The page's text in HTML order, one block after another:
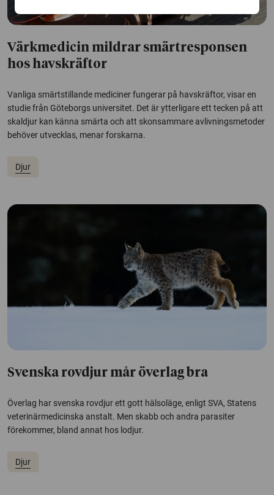
Värkmedicin mildrar smärtresponsen
hos havskräftor
Vanliga smärtstillande mediciner fungerar på havskräftor, visar en
studie från Göteborgs universitet. Det är ytterligare ett tecken på att
skaldjur kan känna smärta och att skonsammare avlivningsmetoder
behöver utvecklas, menar forskarna.
Djur
Svenska rovdjur mår överlag bra
Överlag har svenska rovdjur ett gott hälsoläge, enligt SVA, Statens
veterinärmedicinska anstalt. Men skabb och andra parasiter
förekommer, bland annat hos lodjur.
Djur